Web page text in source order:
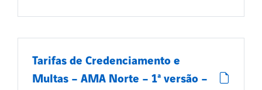
Tarifas de Credenciamento e
Multas – AMA Norte – 1ª versão –